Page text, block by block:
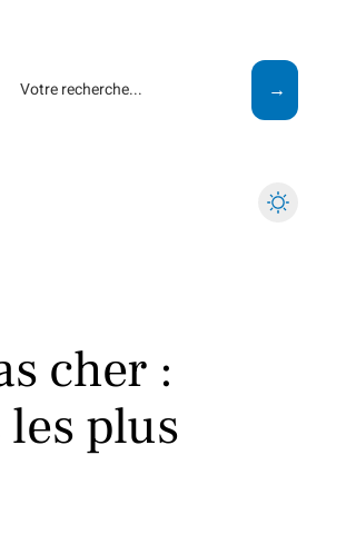
cher :
plus